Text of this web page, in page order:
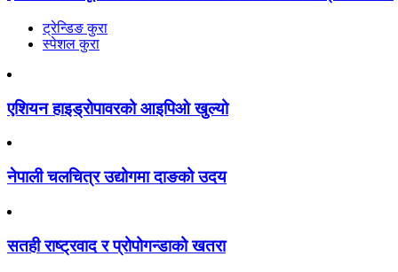
ट्रेन्डिङ कुरा
स्पेशल कुरा
एशियन हाइड्रोपावरको आइपिओ खुल्यो
नेपाली चलचित्र उद्योगमा दाङको उदय
सतही राष्ट्रवाद र प्रोपोगन्डाको खतरा